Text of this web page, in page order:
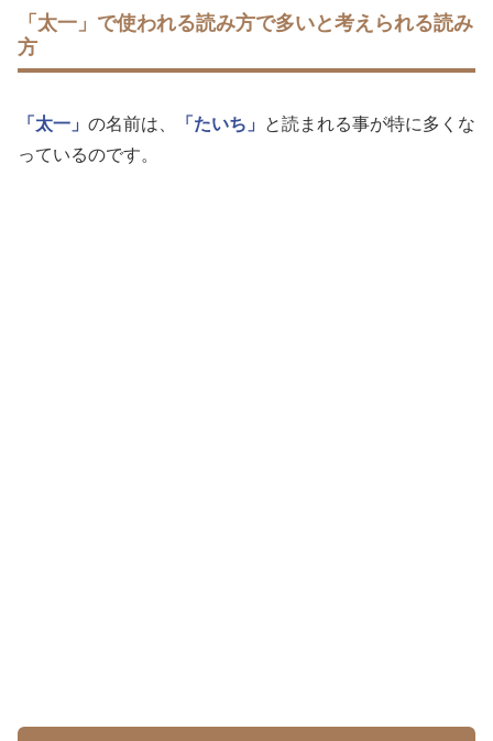
「太一」で使われる読み方で多いと考えられる読み
方
「太一」 の名前は、 「たいち」
と読まれる事が特に多くな
っているのです。